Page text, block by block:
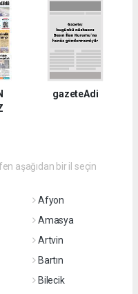
gazeteAdi
aşağıdan bir il seçin
Afyon
Amasya
Artvin
Bartın
Bilecik